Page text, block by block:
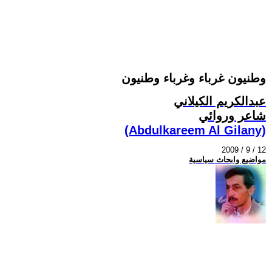
وطنيون غرباء وغرباء وطنيون
عبدالكريم الكيلاني
شاعر وروائي
(Abdulkareem Al Gilany)
2009 / 9 / 12
مواضيع وابحاث سياسية